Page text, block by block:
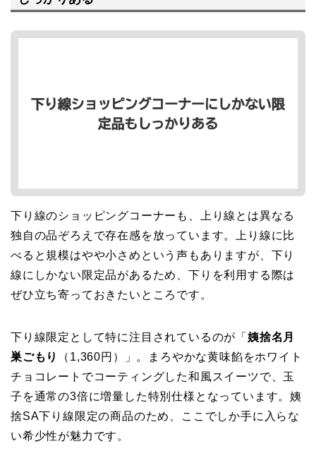
下り線のショッピングコーナーも、上り線とは異なる
独自の品ぞろえで存在感を放っています。上り線に比
べると規模はやや小さめという声もありますが、下り
線にしかない限定品があるため、下りを利用する際は
ぜひ立ち寄っておきたいところです。
下り線限定として特に注目されているのが「 姨捨名月
巣ごもり
（1,360円）」。まろやかな黄味餡をホワイト
チョコレートでコーティングした和風スイーツで、玉
子を通常の3倍に増量した特別仕様となっています。姨
捨SA下り線限定の商品のため、ここでしか手に入らな
い希少性が魅力です。